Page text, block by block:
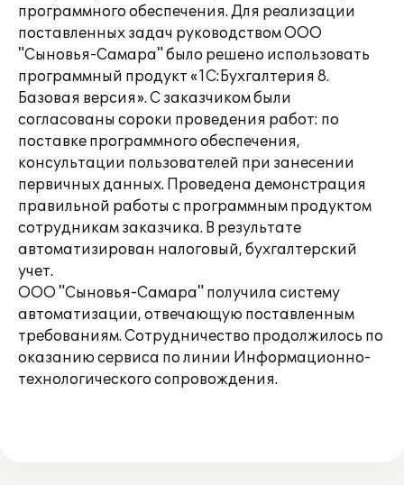
программного обеспечения. Для реализации
поставленных задач руководством ООО
"Сыновья-Самара" было решено использовать
программный продукт «1С:Бухгалтерия 8.
Базовая версия». С заказчиком были
согласованы сороки проведения работ: по
поставке программного обеспечения,
консультации пользователей при занесении
первичных данных. Проведена демонстрация
правильной работы с программным продуктом
сотрудникам заказчика. В результате
автоматизирован налоговый, бухгалтерский
учет.
ООО "Сыновья-Самара" получила систему
автоматизации, отвечающую поставленным
требованиям. Сотрудничество продолжилось по
оказанию сервиса по линии Информационно-
технологического сопровождения.